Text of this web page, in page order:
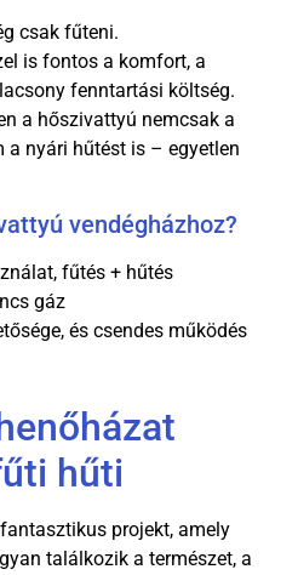
csak fűteni.
is fontos a komfort, a
fenntartási költség.
a hőszivattyú nemcsak a
nyári hűtést is – egyetlen
vendégházhoz?
fűtés + hűtés
gáz
és csendes működés
hűti
projekt, amely
találkozik a természet, a